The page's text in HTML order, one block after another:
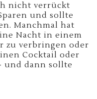
nicht verrückt
und sollte
Manchmal hat
Nacht in einem
zu verbringen oder
Cocktail oder
und dann sollte